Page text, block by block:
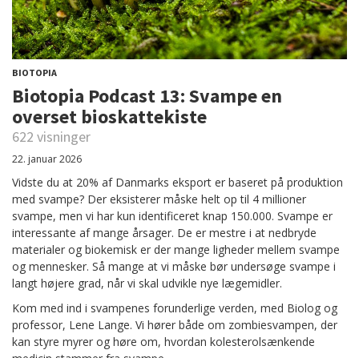
BIOTOPIA
Biotopia Podcast 13: Svampe en
overset bioskattekiste
622 visninger
22. januar 2026
Vidste du at 20% af Danmarks eksport er baseret på produktion
med svampe? Der eksisterer måske helt op til 4 millioner
svampe, men vi har kun identificeret knap 150.000. Svampe er
interessante af mange årsager. De er mestre i at nedbryde
materialer og biokemisk er der mange ligheder mellem svampe
og mennesker. Så mange at vi måske bør undersøge svampe i
langt højere grad, når vi skal udvikle nye lægemidler.
Kom med ind i svampenes forunderlige verden, med Biolog og
professor, Lene Lange. Vi hører både om zombiesvampen, der
kan styre myrer og høre om, hvordan kolesterolsænkende